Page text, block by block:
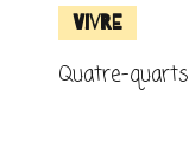
Vivre
Quatre-quarts